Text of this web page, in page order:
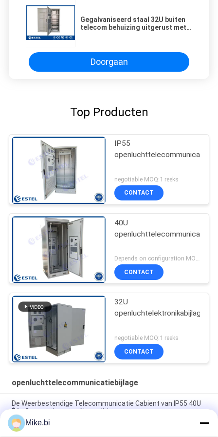
Gegalvaniseerd staal 32U buiten
telecom behuizing uitgerust met 4
Doorgaan
Top Producten
IP55
negotiable MOQ:1 reeks
CONTACT
40U
Depends on configuration MOQ:1 reeks
CONTACT
32U
openluchtelektronikabijlage
negotiable MOQ:1 reeks
CONTACT
openluchttelecommunicatiebijlage
De Weerbestendige Telecommunicatie Cabient van IP55 40U
Één CompartimentenAirconditioner
1000mm 16U Openlucht Weerbestendige de Elektronikadoos
Mike.bi